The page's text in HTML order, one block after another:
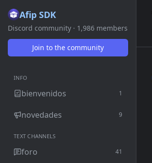
Afip SDK
Discord community · 1,986 members
Join to the community
INFO
bienvenidos 1
novedades 9
TEXT CHANNELS
foro 41